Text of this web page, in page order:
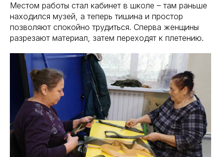
Местом работы стал кабинет в школе – там раньше
находился музей, а теперь тишина и простор
позволяют спокойно трудиться. Сперва женщины
разрезают материал, затем переходят к плетению.